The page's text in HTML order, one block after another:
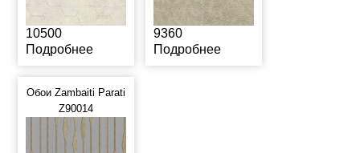
10500
Подробнее
9360
Подробнее
Обои Zambaiti Parati
Z90014